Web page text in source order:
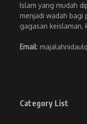
Islam yang mudah
menjadi wadah bagi
gagasan keislaman,
Email:
Category List